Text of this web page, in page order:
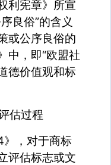
利宪章》所宣
良俗”的含义
或公序良俗的
中，即“欧盟社
德价值观和标
估过程
》，对于商标
评估标志或文